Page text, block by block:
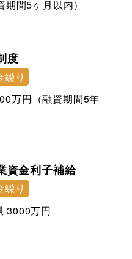
間5ヶ月以内）
度
繰り
万円（融資期間5年
資金利子補給
繰り
3000万円